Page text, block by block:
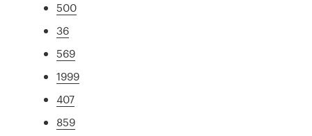
500
36
569
1999
407
859